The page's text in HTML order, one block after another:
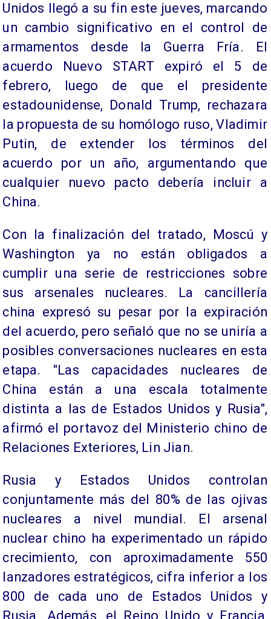
Unidos llegó a su fin este jueves, marcando
un cambio significativo en el control de
armamentos desde la Guerra Fría. El
acuerdo Nuevo START expiró el 5 de
febrero, luego de que el presidente
estadounidense, Donald Trump, rechazara
la propuesta de su homólogo ruso, Vladimir
Putin, de extender los términos del
acuerdo por un año, argumentando que
cualquier nuevo pacto debería incluir a
China.
Con la finalización del tratado, Moscú y
Washington ya no están obligados a
cumplir una serie de restricciones sobre
sus arsenales nucleares. La cancillería
china expresó su pesar por la expiración
del acuerdo, pero señaló que no se uniría a
posibles conversaciones nucleares en esta
etapa. "Las capacidades nucleares de
China están a una escala totalmente
distinta a las de Estados Unidos y Rusia",
afirmó el portavoz del Ministerio chino de
Relaciones Exteriores, Lin Jian.
Rusia y Estados Unidos controlan
conjuntamente más del 80% de las ojivas
nucleares a nivel mundial. El arsenal
nuclear chino ha experimentado un rápido
crecimiento, con aproximadamente 550
lanzadores estratégicos, cifra inferior a los
800 de cada uno de Estados Unidos y
Rusia. Además, el Reino Unido y Francia,